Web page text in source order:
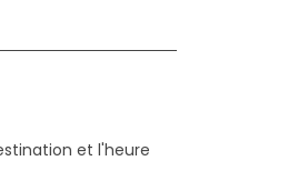
et l'heure